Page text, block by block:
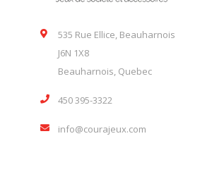
535 Rue Ellice, Beauharnois
J6N 1X8
Beauharnois, Quebec
450 395-3322
info@courajeux.com